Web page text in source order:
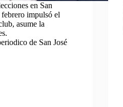
en San
impulsó el
asume la
de San José